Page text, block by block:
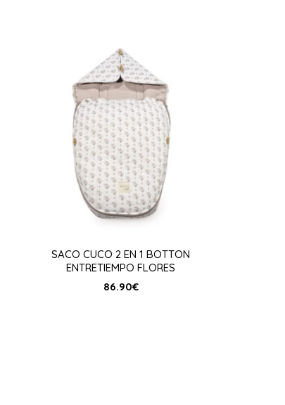
SACO CUCO 2 EN 1 BOTTON
ENTRETIEMPO FLORES
86.90€